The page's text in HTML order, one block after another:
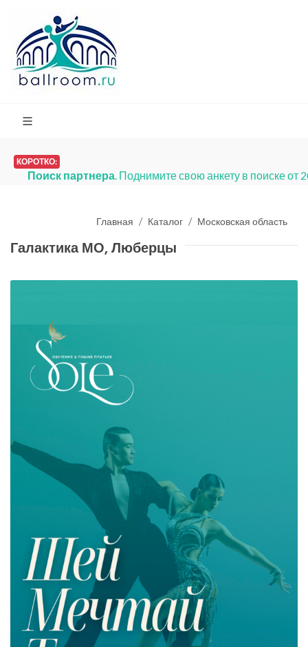
КОРОТКО:
Поиск партнера. Поднимите свою анкету в поиске от
Главная Каталог Московская область
Галактика МО, Люберцы